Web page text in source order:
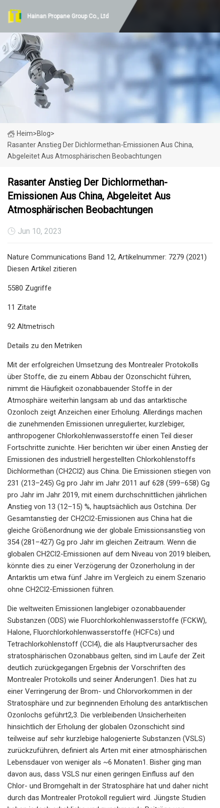
Hainan Propane Group Co., Ltd
Heim>Blog>
Rasanter Anstieg Der Dichlormethan-Emissionen Aus China,
Abgeleitet Aus Atmosphärischen Beobachtungen
Rasanter Anstieg Der Dichlormethan-
Emissionen Aus China, Abgeleitet Aus
Atmosphärischen Beobachtungen
Jun 10, 2023
Nature Communications Band 12, Artikelnummer: 7279 (2021)
Diesen Artikel zitieren
5580 Zugriffe
11 Zitate
92 Altmetrisch
Details zu den Metriken
Mit der erfolgreichen Umsetzung des Montrealer Protokolls
über Stoffe, die zu einem Abbau der Ozonschicht führen,
nimmt die Häufigkeit ozonabbauender Stoffe in der
Atmosphäre weiterhin langsam ab und das antarktische
Ozonloch zeigt Anzeichen einer Erholung. Allerdings machen
die zunehmenden Emissionen unregulierter, kurzlebiger,
anthropogener Chlorkohlenwasserstoffe einen Teil dieser
Fortschritte zunichte. Hier berichten wir über einen Anstieg der
Emissionen des industriell hergestellten Chlorkohlenstoffs
Dichlormethan (CH2Cl2) aus China. Die Emissionen stiegen von
231 (213–245) Gg pro Jahr im Jahr 2011 auf 628 (599–658) Gg
pro Jahr im Jahr 2019, mit einem durchschnittlichen jährlichen
Anstieg von 13 (12–15) %, hauptsächlich aus Ostchina. Der
Gesamtanstieg der CH2Cl2-Emissionen aus China hat die
gleiche Größenordnung wie der globale Emissionsanstieg von
354 (281–427) Gg pro Jahr im gleichen Zeitraum. Wenn die
globalen CH2Cl2-Emissionen auf dem Niveau von 2019 bleiben,
könnte dies zu einer Verzögerung der Ozonerholung in der
Antarktis um etwa fünf Jahre im Vergleich zu einem Szenario
ohne CH2Cl2-Emissionen führen.
Die weltweiten Emissionen langlebiger ozonabbauender
Substanzen (ODS) wie Fluorchlorkohlenwasserstoffe (FCKW),
Halone, Fluorchlorkohlenwasserstoffe (HCFCs) und
Tetrachlorkohlenstoff (CCl4), die als Hauptverursacher des
stratosphärischen Ozonabbaus gelten, sind im Laufe der Zeit
deutlich zurückgegangen Ergebnis der Vorschriften des
Montrealer Protokolls und seiner Änderungen1. Dies hat zu
einer Verringerung der Brom- und Chlorvorkommen in der
Stratosphäre und zur beginnenden Erholung des antarktischen
Ozonlochs geführt2,3. Die verbleibenden Unsicherheiten
hinsichtlich der Erholung der globalen Ozonschicht sind
teilweise auf sehr kurzlebige halogenierte Substanzen (VSLS)
zurückzuführen, definiert als Arten mit einer atmosphärischen
Lebensdauer von weniger als ~6 Monaten1. Bisher ging man
davon aus, dass VSLS nur einen geringen Einfluss auf den
Chlor- und Bromgehalt in der Stratosphäre hat und daher nicht
durch das Montrealer Protokoll reguliert wird. Jüngste Studien